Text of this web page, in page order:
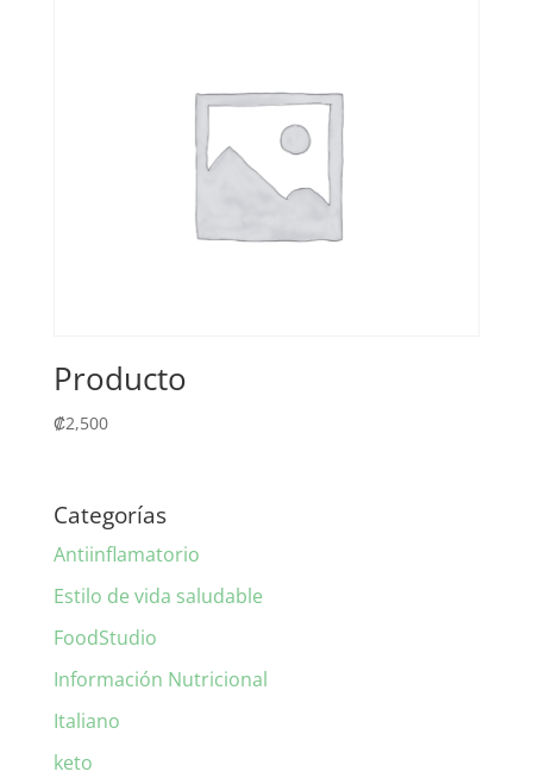
Producto
₡2,500
Categorías
Antiinflamatorio
Estilo de vida saludable
FoodStudio
Información Nutricional
Italiano
keto